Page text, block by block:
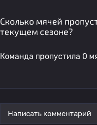
Сколько мячей
текущем сезоне?
Команда пропустила 0
Написать комментарий